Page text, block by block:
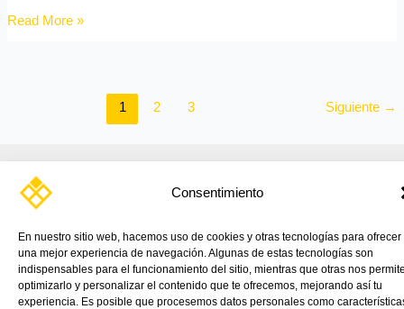
Consentimiento
En nuestro sitio web, hacemos uso de cookies y otras tecnologías para ofrecer
una mejor experiencia de navegación. Algunas de estas tecnologías son
indispensables para el funcionamiento del sitio, mientras que otras nos
optimizarlo y personalizar el contenido que te ofrecemos, mejorando así tu
experiencia. Es posible que procesemos datos personales como
Read More »
1 2 3 Siguiente →
TIENDA ONLINE
VINK
PRODUCTOS
APLICACIONES
CATÁLOGOS
NOTICIAS
CONTÁCTANOS